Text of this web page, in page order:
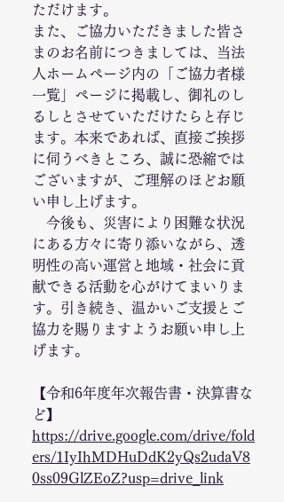
ただけます。
また、ご協力いただきました皆さ
まのお名前につきましては、当法
人ホームページ内の「ご協力者様
一覧」ページに掲載し、御礼のし
るしとさせていただけたらと存じ
ます。本来であれば、直接ご挨拶
に伺うべきところ、誠に恐縮では
ございますが、ご理解のほどお願
い申し上げます。
今後も、災害により困難な状況
にある方々に寄り添いながら、透
明性の高い運営と地域・社会に貢
献できる活動を心がけてまいりま
す。引き続き、温かいご支援とご
協力を賜りますようお願い申し上
げます。
【令和6年度年次報告書・決算書な
ど】
https://drive.google.com/drive/fold
ers/1IyIhMDHuDdK2yQs2udaV8
0ss09GlZEoZ?usp=drive_link